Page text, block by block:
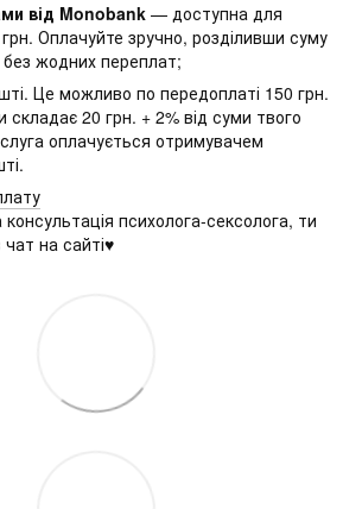
від Monobank — доступна для
Оплачуйте зручно, розділивши суму
без жодних переплат;
Це можливо по передоплаті 150 грн.
складає 20 грн. + 2% від суми твого
оплачується отримувачем
психолога-сексолога, ти
на сайті♥